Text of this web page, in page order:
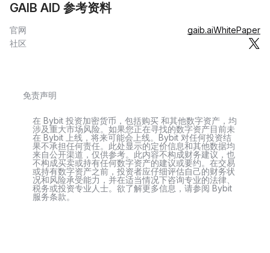
GAIB AID 参考资料
官网 gaib.aiWhitePaper
社区
免责声明
在 Bybit 投资加密货币，包括购买 和其他数字资产，均
涉及重大市场风险。如果您正在寻找的数字资产目前未
在 Bybit 上线，将来可能会上线。Bybit 对任何投资结
果不承担任何责任。此处显示的定价信息和其他数据均
来自公开渠道，仅供参考。此内容不构成财务建议，也
不构成买卖或持有任何数字资产的建议或要约。在交易
或持有数字资产之前，投资者应仔细评估自己的财务状
况和风险承受能力，并在适当情况下咨询专业的法律、
税务或投资专业人士。欲了解更多信息，请参阅 Bybit
服务条款。